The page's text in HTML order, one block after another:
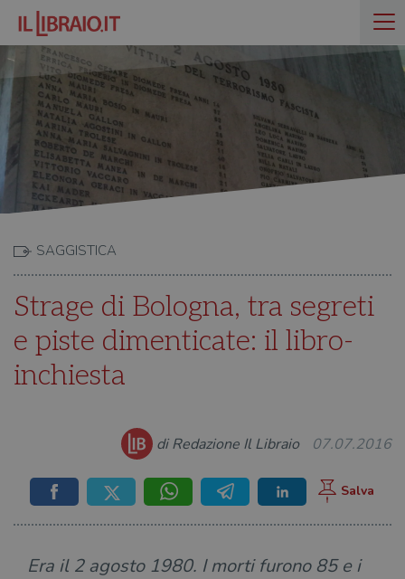
SAGGISTICA
Strage di Bologna, tra segreti
e piste dimenticate: il libro-
inchiesta
di Redazione Il Libraio 07.07.2016
Era il 2 agosto 1980. I morti furono 85 e i